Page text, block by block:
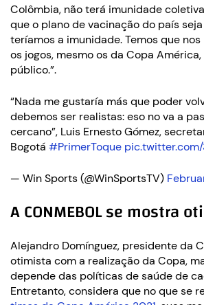
Colômbia, não terá imunidade
que o plano de vacinação do país
teríamos a imunidade. Temos que
os jogos, mesmo os da Copa
público.”.
“Nada me gustaría más que poder
debemos ser realistas: eso no va a
cercano”, Luis Ernesto Gómez,
Bogotá #PrimerToque
— Win Sports (@WinSportsTV)
A CONMEBOL se mostra
Alejandro Domínguez, presidente da
otimista com a realização da Copa,
depende das políticas de saúde de
Entretanto, considera que no que se